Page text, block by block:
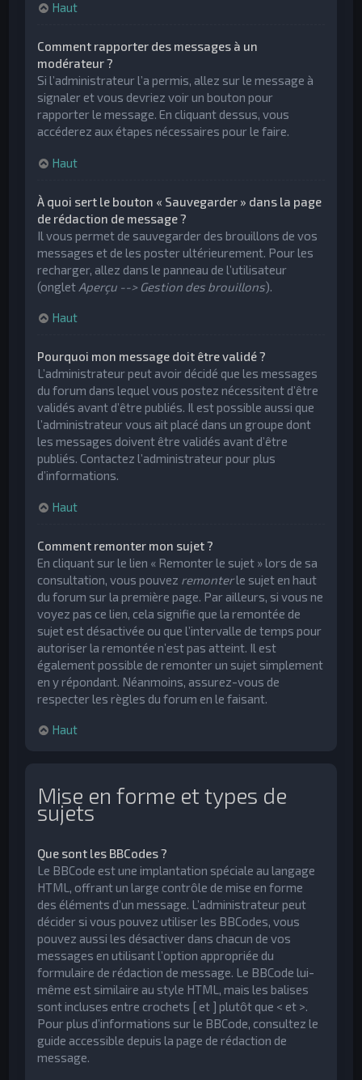
Haut
Comment rapporter des messages à un
modérateur ?
Si l’administrateur l’a permis, allez sur le message à
signaler et vous devriez voir un bouton pour
rapporter le message. En cliquant dessus, vous
accéderez aux étapes nécessaires pour le faire.
Haut
À quoi sert le bouton « Sauvegarder » dans la page
de rédaction de message ?
Il vous permet de sauvegarder des brouillons de vos
messages et de les poster ultérieurement. Pour les
recharger, allez dans le panneau de l’utilisateur
(onglet Aperçu --> Gestion des brouillons).
Haut
Pourquoi mon message doit être validé ?
L’administrateur peut avoir décidé que les messages
du forum dans lequel vous postez nécessitent d’être
validés avant d’être publiés. Il est possible aussi que
l’administrateur vous ait placé dans un groupe dont
les messages doivent être validés avant d’être
publiés. Contactez l’administrateur pour plus
d’informations.
Haut
Comment remonter mon sujet ?
En cliquant sur le lien « Remonter le sujet » lors de sa
consultation, vous pouvez remonterle sujet en haut
du forum sur la première page. Par ailleurs, si vous ne
voyez pas ce lien, cela signifie que la remontée de
sujet est désactivée ou que l’intervalle de temps pour
autoriser la remontée n’est pas atteint. Il est
également possible de remonter un sujet simplement
en y répondant. Néanmoins, assurez-vous de
respecter les règles du forum en le faisant.
Haut
Mise en forme et types de
sujets
Que sont les BBCodes ?
Le BBCode est une implantation spéciale au langage
HTML, offrant un large contrôle de mise en forme
des éléments d’un message. L’administrateur peut
décider si vous pouvez utiliser les BBCodes, vous
pouvez aussi les désactiver dans chacun de vos
messages en utilisant l’option appropriée du
formulaire de rédaction de message. Le BBCode lui-
même est similaire au style HTML, mais les balises
sont incluses entre crochets [ et ] plutôt que < et >.
Pour plus d’informations sur le BBCode, consultez le
guide accessible depuis la page de rédaction de
message.